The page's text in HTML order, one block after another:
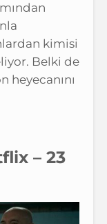
kimisi
Belki de
heyecanını
– 23